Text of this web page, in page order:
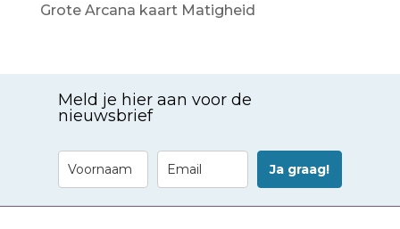
Grote Arcana kaart Matigheid
Meld je hier aan voor de
nieuwsbrief
Ja graag!